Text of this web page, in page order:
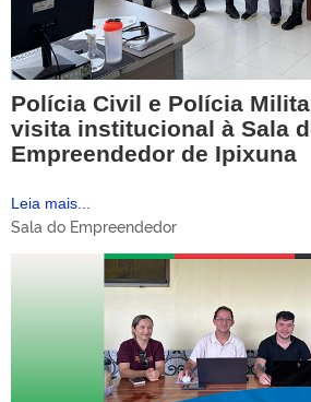
Polícia Civil e Polícia
visita institucional à Sala
Empreendedor de Ipixuna
Leia mais...
Sala do Empreendedor